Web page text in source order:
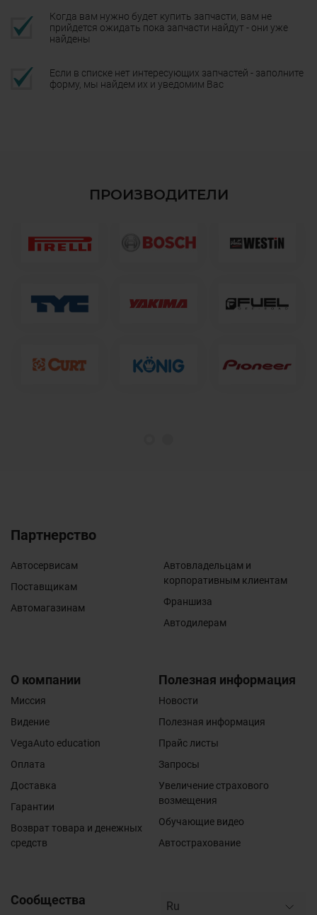
Когда вам нужно будет купить запчасти, вам не
прийдется ожидать пока запчасти найдут - они уже
найдены
Если в списке нет интересующих запчастей - заполните
форму, мы найдем их и уведомим Вас
ПРОИЗВОДИТЕЛИ
Партнерство
Автосервисам
Поставщикам
Автомагазинам
Автовладельцам и
корпоративным клиентам
Франшиза
Автодилерам
О компании
Миссия
Видение
VegaAuto education
Оплата
Доставка
Гарантии
Возврат товара и денежных
средств
Полезная информация
Новости
Полезная информация
Прайс листы
Запросы
Увеличение страхового
возмещения
Обучающие видео
Автострахование
Сообщества